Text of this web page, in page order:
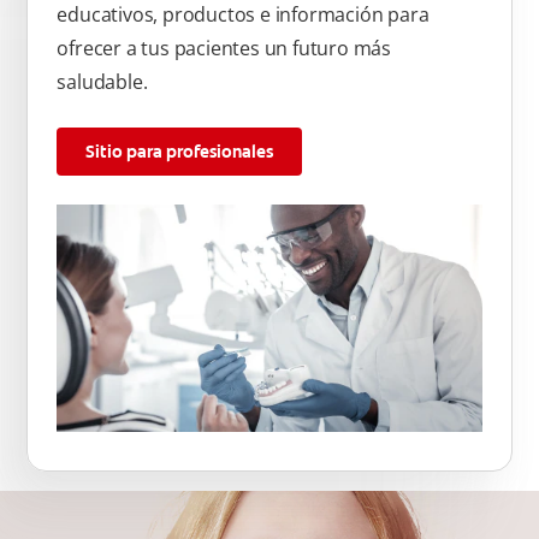
educativos, productos e información para
ofrecer a tus pacientes un futuro más
saludable.
Sitio para profesionales